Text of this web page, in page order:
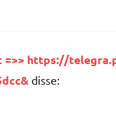
=>> https://
disse: